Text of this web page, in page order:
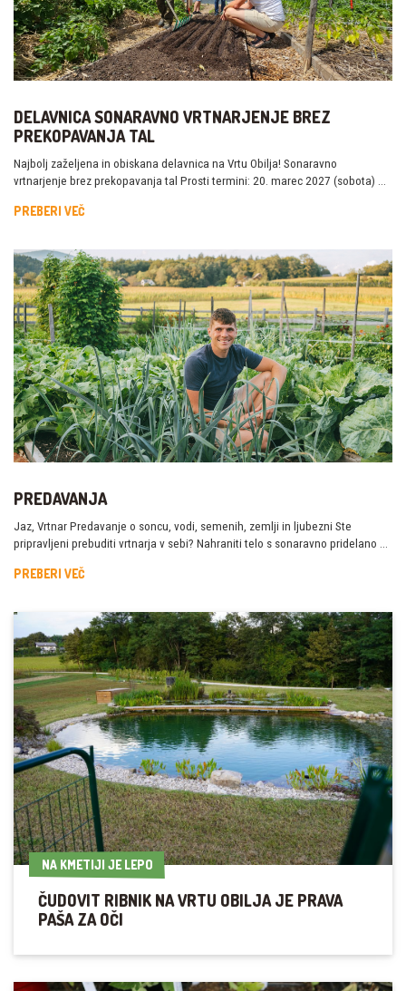
DELAVNICA SONARAVNO VRTNARJENJE BREZ
PREKOPAVANJA TAL
Najbolj zaželjena in obiskana delavnica na Vrtu Obilja! Sonaravno
vrtnarjenje brez prekopavanja tal Prosti termini: 20. marec 2027 (sobota) …
PREBERI VEČ
PREDAVANJA
Jaz, Vrtnar Predavanje o soncu, vodi, semenih, zemlji in ljubezni Ste
pripravljeni prebuditi vrtnarja v sebi? Nahraniti telo s sonaravno pridelano …
PREBERI VEČ
NA KMETIJI JE LEPO
NA KMETIJI JE LEPO
ČUDOVIT RIBNIK NA VRTU OBILJA JE PRAVA
PAŠA ZA OČI